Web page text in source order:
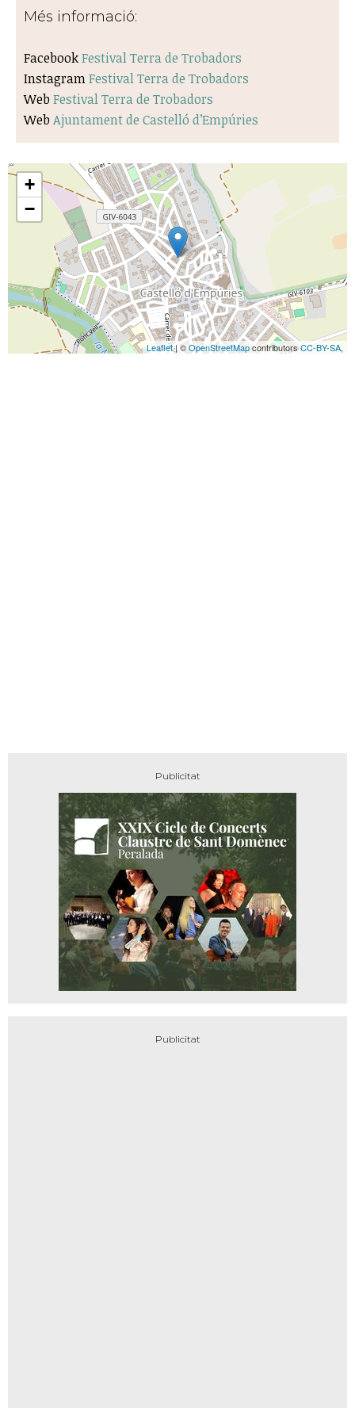
Més informació:
FacebookFestival Terra de Trobadors
InstagramFestival Terra de Trobadors
​Web Festival Terra de Trobadors
Web Ajuntament de Castelló d’Empúries
+
−
Leaflet| ©OpenStreetMapcontributorsCC-BY-SA,